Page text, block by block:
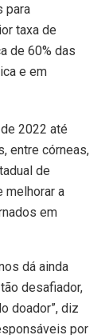
para
taxa de
de 60% das
e em
2022 até
entre córneas,
de
melhorar a
em
dá ainda
desafiador,
doador”, diz
por